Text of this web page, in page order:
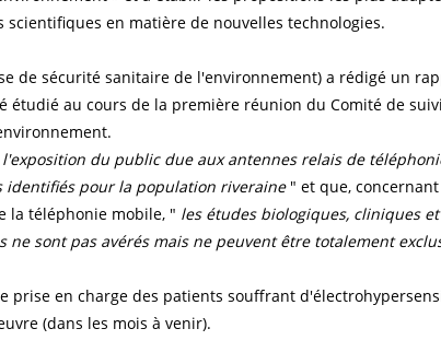
scientifiques en matière de nouvelles technologies.
de sécurité sanitaire de l'environnement) a rédigé un
étudié au cours de la première réunion du Comité de
l'exposition du public due aux antennes relais de
identifiés pour la population riveraine " et que,
la téléphonie mobile, " les études biologiques, cliniques
ne sont pas avérés mais ne peuvent être totalement
prise en charge des patients souffrant
(dans les mois à venir).